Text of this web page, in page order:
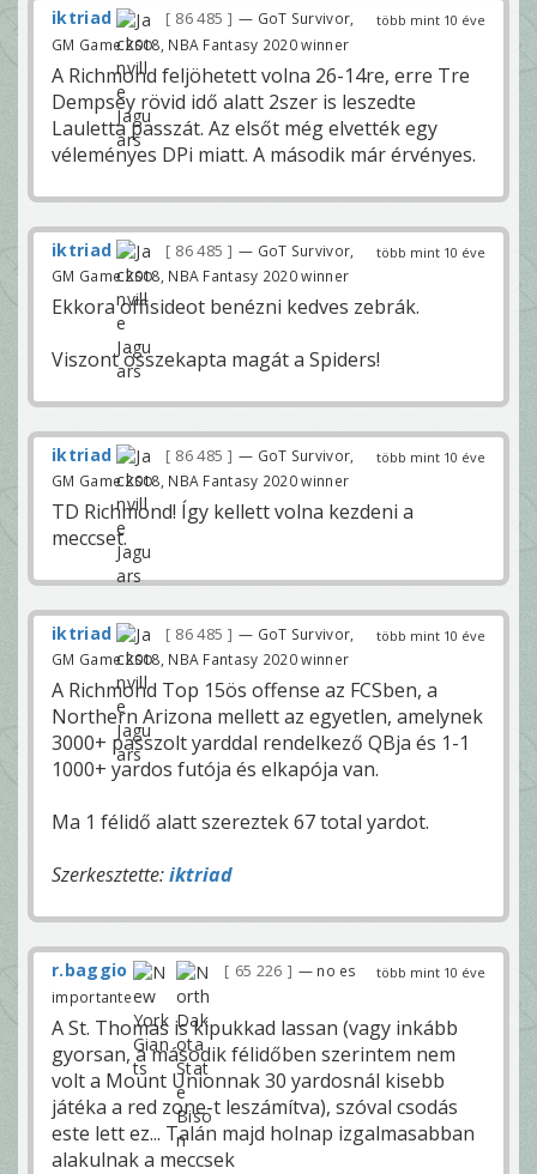
több mint 10 éve
iktriad 86 485
— GoT Survivor,
GM Game 2018, NBA Fantasy 2020 winner
A Richmond feljöhetett volna 26-14re, erre Tre
Dempsey rövid idő alatt 2szer is leszedte
Lauletta passzát. Az elsőt még elvették egy
véleményes DPi miatt. A második már érvényes.
több mint 10 éve
iktriad 86 485
— GoT Survivor,
GM Game 2018, NBA Fantasy 2020 winner
Ekkora offisideot benézni kedves zebrák.
Viszont összekapta magát a Spiders!
több mint 10 éve
iktriad 86 485
— GoT Survivor,
GM Game 2018, NBA Fantasy 2020 winner
TD Richmond! Így kellett volna kezdeni a
meccset.
több mint 10 éve
iktriad 86 485
— GoT Survivor,
GM Game 2018, NBA Fantasy 2020 winner
A Richmond Top 15ös offense az FCSben, a
Northern Arizona mellett az egyetlen, amelynek
3000+ passzolt yarddal rendelkező QBja és 1-1
1000+ yardos futója és elkapója van.
Ma 1 félidő alatt szereztek 67 total yardot.
Szerkesztette:iktriad
több mint 10 éve
r.baggio 65 226
— no es
importante
A St. Thomas is kipukkad lassan (vagy inkább
gyorsan, a második félidőben szerintem nem
volt a Mount Unionnak 30 yardosnál kisebb
játéka a red zone-t leszámítva), szóval csodás
este lett ez... Talán majd holnap izgalmasabban
alakulnak a meccsek